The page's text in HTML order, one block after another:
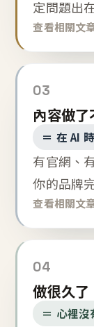
定問題出
查看相關文
03
內容做了
＝ 在 AI
有官網、
你的品牌
查看相關文
04
做很久了
＝ 心裡沒